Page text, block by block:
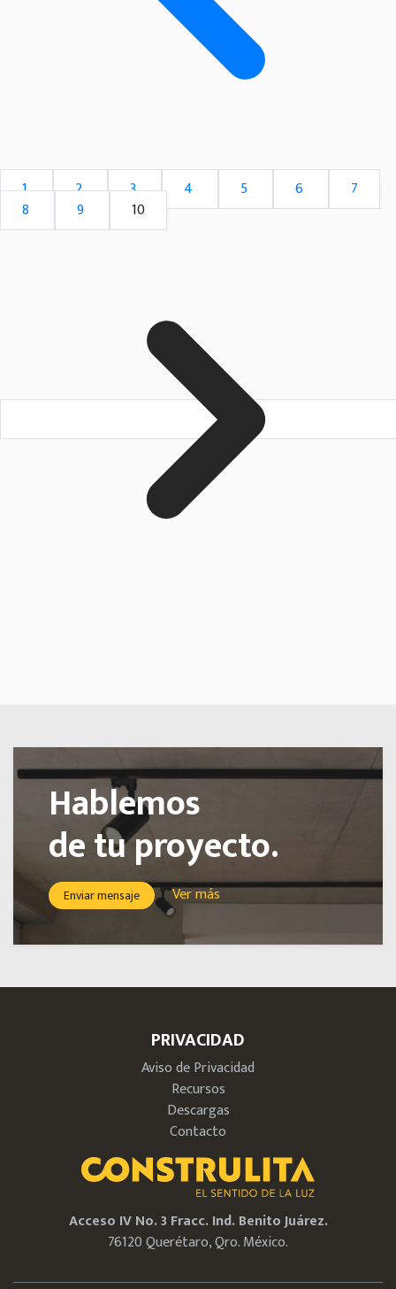
1 2 3 4 5 6
7
8
9 10
Hablemos
de tu proyecto.
Enviar mensaje Ver más
PRIVACIDAD
Aviso de Privacidad
Recursos
Descargas
Contacto
Acceso IV No. 3 Fracc. Ind. Benito Juárez.
76120 Querétaro, Qro. México.